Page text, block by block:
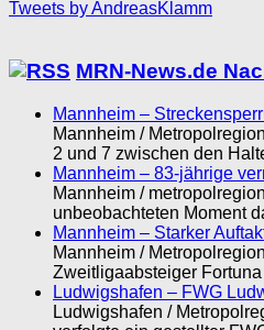
Tweets by AndreasKlamm
MRN-News.de
Mannheim –
Mannheim /
2 und 7 zwischen den
Mannheim – 83-jährige
Mannheim /
unbeobachteten Moment
Mannheim – Starker
Mannheim /
Zweitligaabsteiger
Ludwigshafen – FWG
Ludwigshafen /